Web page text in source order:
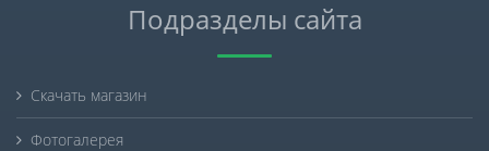
Подразделы сайта
Скачать магазин
Фотогалерея